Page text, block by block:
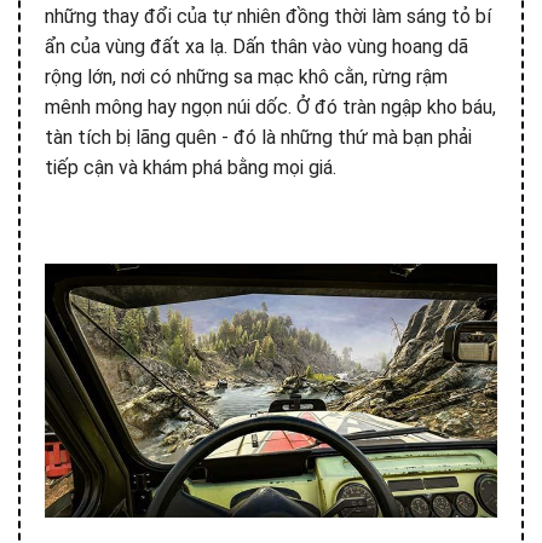
những thay đổi của tự nhiên đồng thời làm sáng tỏ bí
ẩn của vùng đất xa lạ. Dấn thân vào vùng hoang dã
rộng lớn, nơi có những sa mạc khô cằn, rừng rậm
mênh mông hay ngọn núi dốc. Ở đó tràn ngập kho báu,
tàn tích bị lãng quên - đó là những thứ mà bạn phải
tiếp cận và khám phá bằng mọi giá.